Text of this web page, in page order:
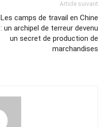
Article suivant
Les camps de travail en Chine
: un archipel de terreur devenu
un secret de production de
marchandises